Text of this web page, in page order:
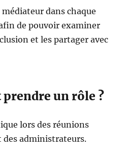
dans chaque
de pouvoir examiner
et les partager avec
un rôle ?
lors des réunions
des administrateurs.